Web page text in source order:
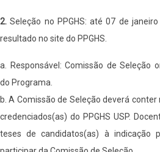
2. Seleção no PPGHS: até 07 de
resultado no site do PPGHS.
a. Responsável: Comissão de Seleção
do Programa.
b. A Comissão de Seleção deverá
credenciados(as) do PPGHS USP.
teses de candidatos(as) à indicação